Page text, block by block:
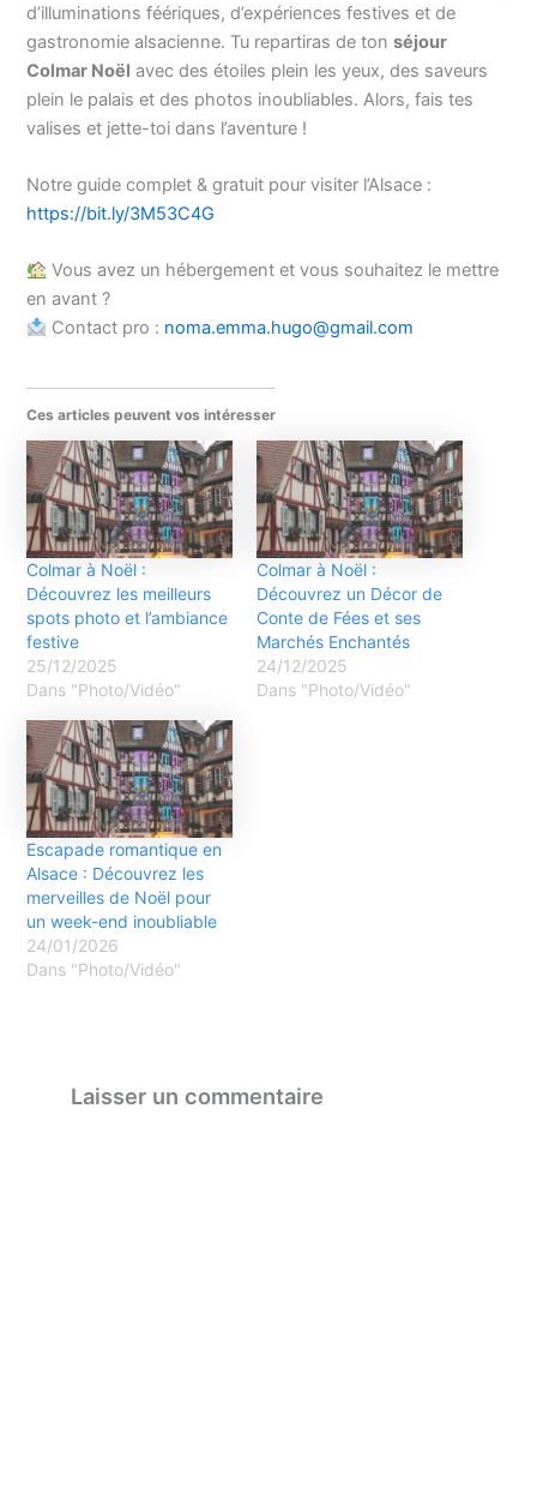
d’illuminations féériques, d’expériences festives et de
gastronomie alsacienne. Tu repartiras de tonséjour
Colmar Noël avec des étoiles plein les yeux, des saveurs
plein le palais et des photos inoubliables. Alors, fais tes
valises et jette-toi dans l’aventure !
Notre guide complet & gratuit pour visiter l’Alsace :
https://bit.ly/3M53C4G
Vous avez un hébergement et vous souhaitez le mettre
en avant ?
Contact pro : noma.emma.hugo@gmail.com
Ces articles peuvent vos intéresser
Colmar à Noël :
Découvrez les meilleurs
spots photo et l’ambiance
festive
25/12/2025
Dans "Photo/Vidéo"
Colmar à Noël :
Découvrez un Décor de
Conte de Fées et ses
Marchés Enchantés
24/12/2025
Dans "Photo/Vidéo"
Escapade romantique en
Alsace : Découvrez les
merveilles de Noël pour
un week-end inoubliable
24/01/2026
Dans "Photo/Vidéo"
Laisser un commentaire